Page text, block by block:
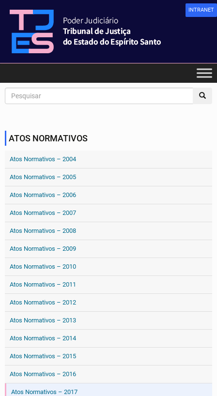
INTRANET
ATOS NORMATIVOS
Atos Normativos – 2004
Atos Normativos – 2005
Atos Normativos – 2006
Atos Normativos – 2007
Atos Normativos – 2008
Atos Normativos – 2009
Atos Normativos – 2010
Atos Normativos – 2011
Atos Normativos – 2012
Atos Normativos – 2013
Atos Normativos – 2014
Atos Normativos – 2015
Atos Normativos – 2016
Atos Normativos – 2017